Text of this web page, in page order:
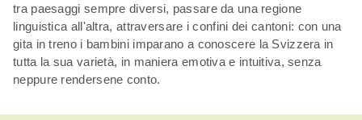
tra paesaggi sempre diversi, passare da una regione
linguistica all'altra, attraversare i confini dei cantoni: con una
gita in treno i bambini imparano a conoscere la Svizzera in
tutta la sua varietà, in maniera emotiva e intuitiva, senza
neppure rendersene conto.